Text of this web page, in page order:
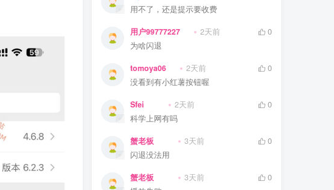
用不了，还是提示要收费
用户99777227 2天前
0
为啥闪退
tomoya06 2天前
0
没看到有小红薯按钮喔
Sfei 2天前
0
科学上网有吗
蟹老板 3天前
0
闪退没法用
蟹老板 3天前
0